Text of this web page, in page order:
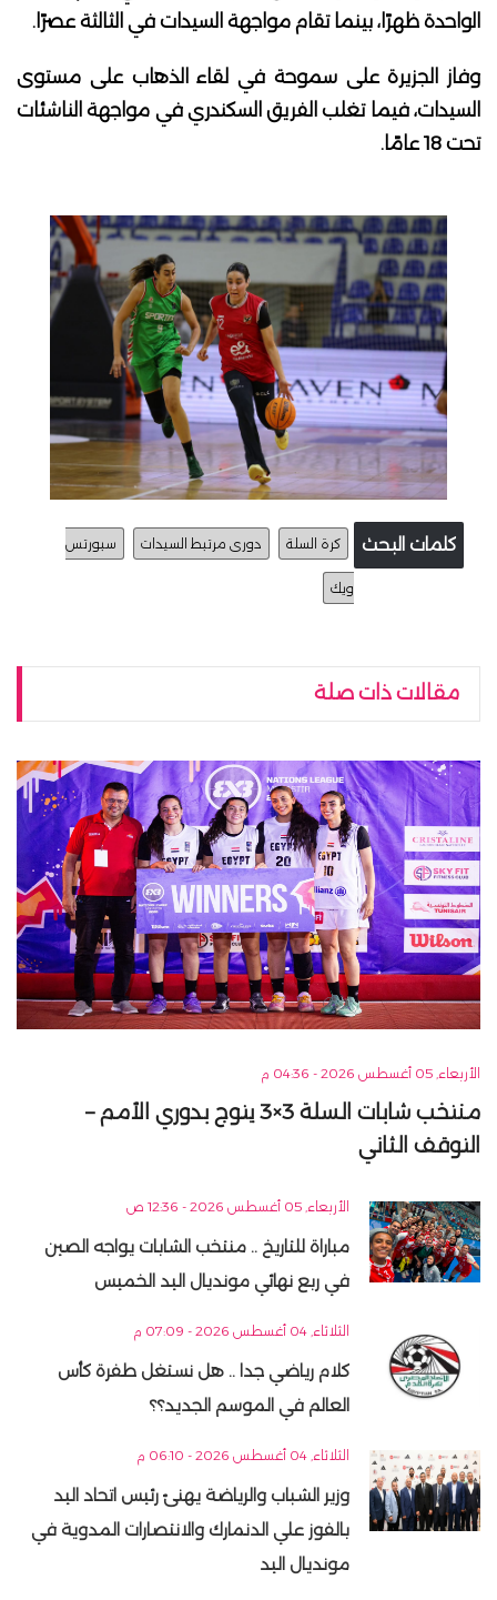
الواحدة ظهرًا، بينما تقام مواجهة السيدات في الثالثة عصرًا.
وفاز الجزيرة على سموحة في لقاء الذهاب على مستوى
السيدات، فيما تغلب الفريق السكندري في مواجهة الناشئات
تحت 18 عامًا.
كلمات البحث كرة السلة دورى مرتبط السيدات سبورتس
ويك
مقالات ذات صلة
الأربعاء, 05 أغسطس 2026 - 04:36 م
منتخب شابات السلة 3×3 يتوج بدوري الأمم –
التوقف الثاني
الأربعاء, 05 أغسطس 2026 - 12:36 ص
مباراة للتاريخ .. منتخب الشابات يواجه الصين
في ربع نهائي مونديال اليد الخميس
الثلاثاء, 04 أغسطس 2026 - 07:09 م
كلام رياضي جدا .. هل نستغل طفرة كأس
العالم في الموسم الجديد؟؟
الثلاثاء, 04 أغسطس 2026 - 06:10 م
وزير الشباب والرياضة يهنئ رئيس اتحاد اليد
بالفوز علي الدنمارك والانتصارات المدوية في
مونديال اليد